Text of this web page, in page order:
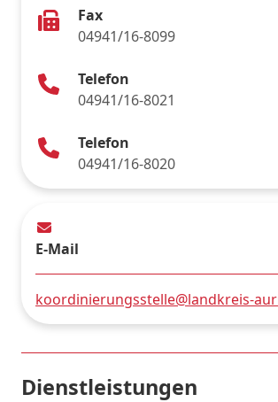
E-Mail
koordinierungsstelle@landkreis-
Fax
04941/16-8099
Telefon
04941/16-8021
Telefon
04941/16-8020
Dienstleistungen